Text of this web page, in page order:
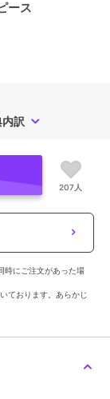
ース
訳
207人
時にご注文があった場
ております。あらかじ